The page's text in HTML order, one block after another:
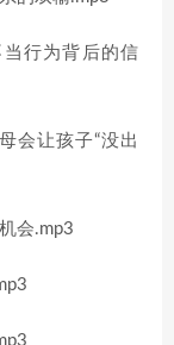
行为背后的信
会让孩子“没出
会.mp3